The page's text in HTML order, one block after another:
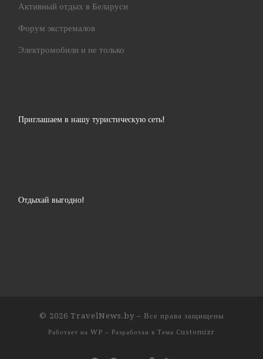
Активный отдых в Беларуси
Форум экстремалов
Электромобили и не только
Приглашаем в нашу туристическую сеть!
Отдыхай выгодно!
© 2026 TravelNews.by– Все права защищены
Работает на WP – Разработан в Тема Customizr